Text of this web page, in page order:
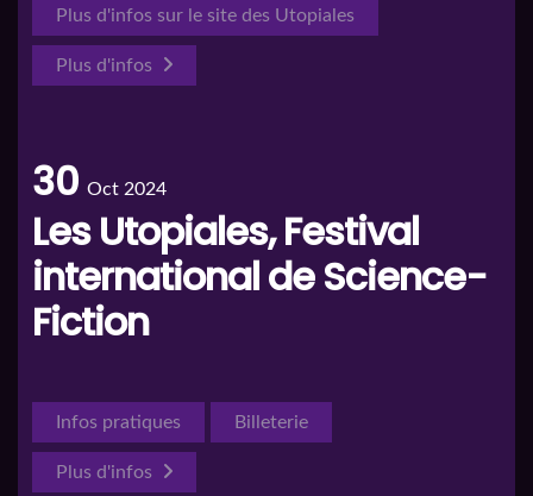
Plus d'infos sur le site des Utopiales
Plus d'infos
30 Oct 2024
Les Utopiales, Festival
international de Science-
Fiction
Infos pratiques Billeterie
Plus d'infos